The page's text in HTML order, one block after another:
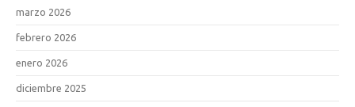
marzo 2026
febrero 2026
enero 2026
diciembre 2025